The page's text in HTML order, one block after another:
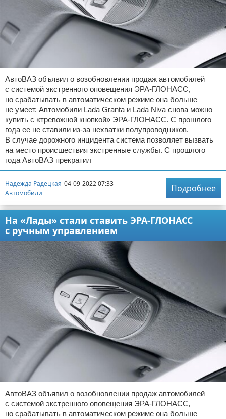
АвтоВАЗ объявил о возобновлении продаж автомобилей
с системой экстренного оповещения ЭРА-ГЛОНАСС,
но срабатывать в автоматическом режиме она больше
не умеет. Автомобили Lada Granta и Lada Niva снова можно
купить с «тревожной кнопкой» ЭРА-ГЛОНАСС. С прошлого
года ее не ставили из-за нехватки полупроводников.
В случае дорожного инцидента система позволяет вызвать
на место происшествия экстренные службы. С прошлого
года АвтоВАЗ прекратил
Надежда Радецкая 04-09-2022 07:33
Автомобили
Подробнее
На «Лады» стали ставить ЭРА-ГЛОНАСС
с ручным управлением
АвтоВАЗ объявил о возобновлении продаж автомобилей
с системой экстренного оповещения ЭРА-ГЛОНАСС,
но срабатывать в автоматическом режиме она больше